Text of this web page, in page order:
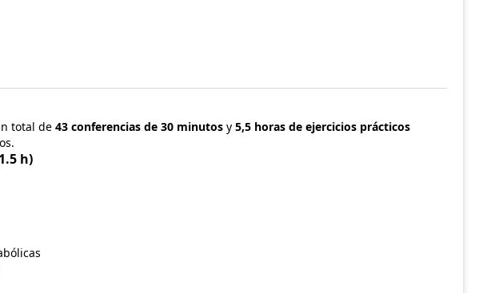
total de 43 conferencias de 30 minutos y 5,5 horas de ejercicios prácticos
h)